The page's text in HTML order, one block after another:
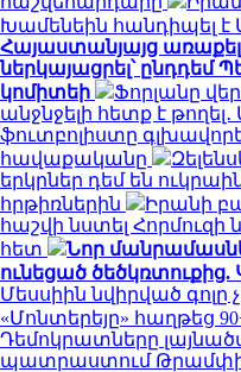
Խամենեին հանդիպել է
Հայաստանյայց
ներկայացրել՝
կոմիտեի
Ֆորլանը
անջնջելի հետք է թողել․
ֆուտբոլիստը
հավաքականը
երկրներ դեմ են
հրթիռներին
Իրանի
հաշվի նստել Հորմուզի
հետ
Նոր
ունեցած
Մեսսիին նվիրված գոլը
«Մոնտերեյը» հաղթեց
Դեմոկրատները
պատրաստում